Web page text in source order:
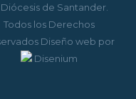
de Santander.
Todos los Derechos
Diseño web por
Disenium